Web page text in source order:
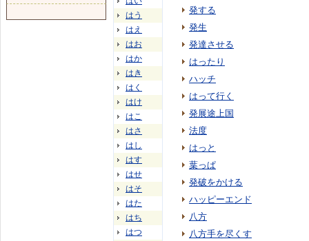
はう
はえ
はお
はか
はき
はく
はけ
はこ
はさ
はし
はす
はせ
はそ
はた
はち
はつ
発する
発生
発達させる
はったり
ハッチ
はって行く
発展途上国
法度
はっと
葉っぱ
発破をかける
ハッピーエンド
八方
八方手を尽くす